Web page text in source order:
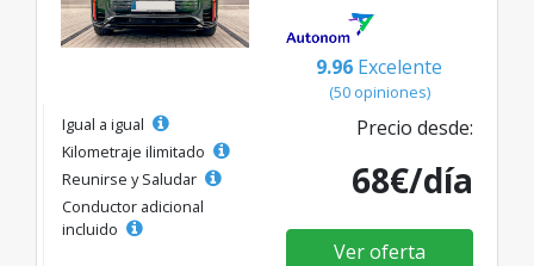
9.96 Excelente
(50 opiniones)
Igual a igual
Kilometraje ilimitado
Reunirse y Saludar
Conductor adicional
incluido
Precio desde:
68€/día
Ver oferta